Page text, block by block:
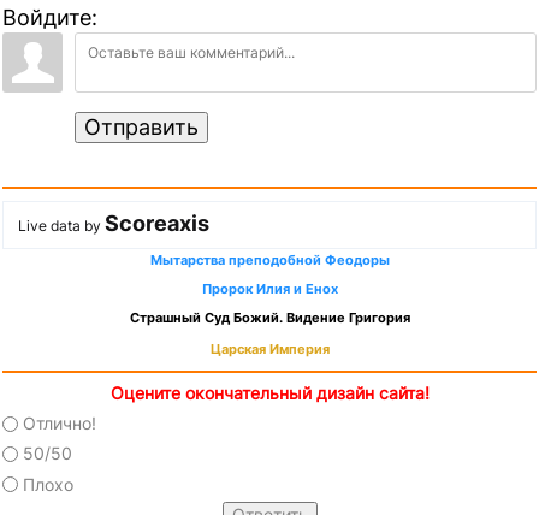
Войдите:
Отправить
Live data by Scoreaxis
Мытарства преподобной Феодоры
Пророк Илия и Енох
Страшный Суд Божий. Видение Григория
Царская Империя
Оцените окончательный дизайн сайта!
Отлично!
50/50
Плохо